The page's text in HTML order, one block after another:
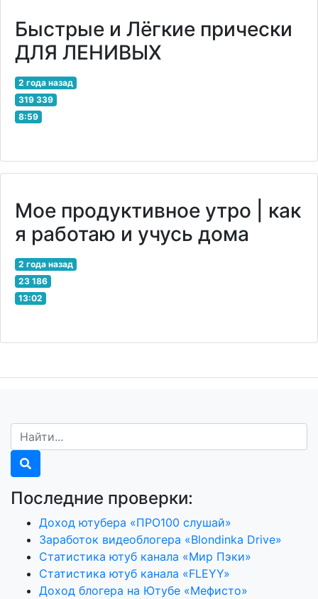
Быстрые и Лёгкие прически
ДЛЯ ЛЕНИВЫХ
2 года назад
319 339
8:59
Мое продуктивное утро | как
я работаю и учусь дома
2 года назад
23 186
13:02
Последние проверки:
Доход ютубера «ПРО100 слушай»
Заработок видеоблогера «Blondinka Drive»
Статистика ютуб канала «Мир Пэки»
Статистика ютуб канала «FLEYY»
Доход блогера на Ютубе «Мефисто»